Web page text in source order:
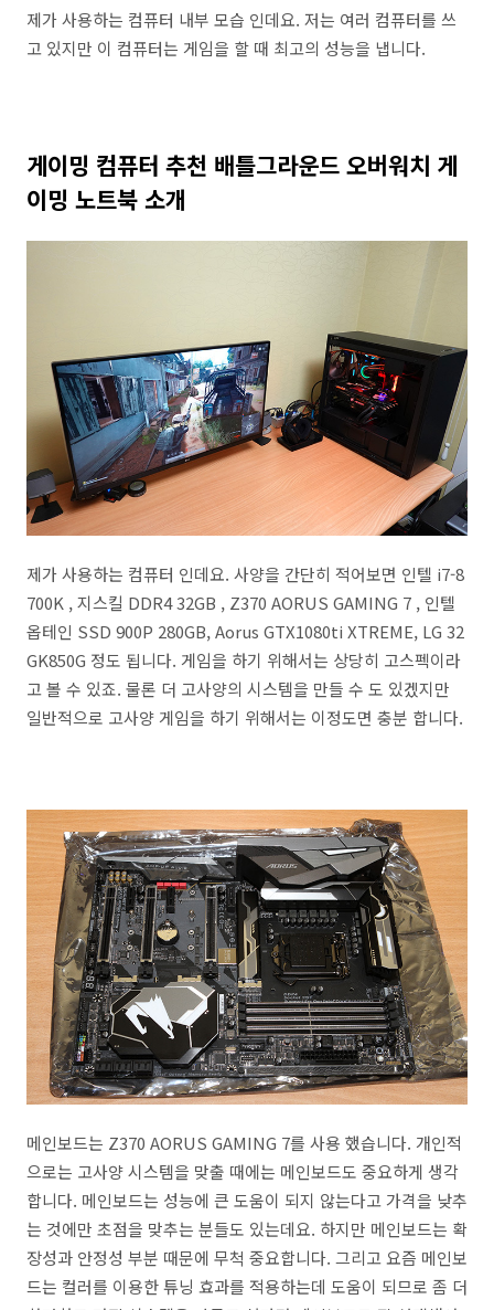
제가 사용하는 컴퓨터 내부 모습 인데요. 저는 여러 컴퓨터를 쓰
고 있지만 이 컴퓨터는 게임을 할 때 최고의 성능을 냅니다.
게이밍 컴퓨터 추천 배틀그라운드 오버워치 게
이밍 노트북 소개
제가 사용하는 컴퓨터 인데요. 사양을 간단히 적어보면 인텔 i7-8
700K , 지스킬 DDR4 32GB , Z370 AORUS GAMING 7 , 인텔
옵테인 SSD 900P 280GB, Aorus GTX1080ti XTREME, LG 32
GK850G 정도 됩니다. 게임을 하기 위해서는 상당히 고스펙이라
고 볼 수 있죠. 물론 더 고사양의 시스템을 만들 수 도 있겠지만
일반적으로 고사양 게임을 하기 위해서는 이정도면 충분 합니다.
메인보드는 Z370 AORUS GAMING 7를 사용 했습니다. 개인적
으로는 고사양 시스템을 맞출 때에는 메인보드도 중요하게 생각
합니다. 메인보드는 성능에 큰 도움이 되지 않는다고 가격을 낮추
는 것에만 초점을 맞추는 분들도 있는데요. 하지만 메인보드는 확
장성과 안정성 부분 때문에 무척 중요합니다. 그리고 요즘 메인보
드는 컬러를 이용한 튜닝 효과를 적용하는데 도움이 되므로 좀 더